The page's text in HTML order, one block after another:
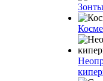
Зонты